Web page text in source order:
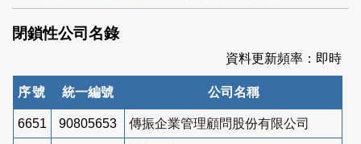
索
閉鎖性公司名錄
資料更新頻率：即時
序號 統一編號 公司名稱
6651 90805653 傳振企業管理顧問股份有限公司